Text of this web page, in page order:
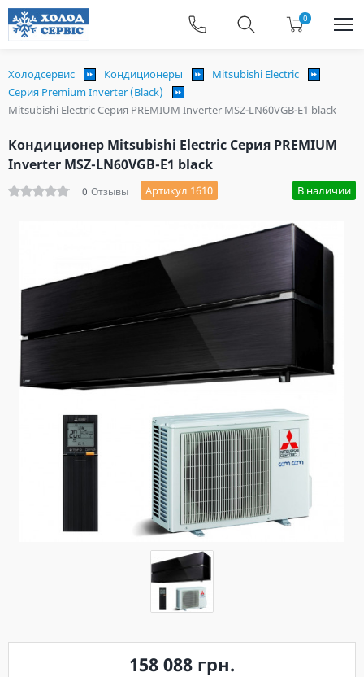
0
Холодсервис Кондиционеры
Mitsubishi Electric
Серия Premium Inverter (Black)
Mitsubishi Electric Серия PREMIUM Inverter MSZ-LN60VGB-E1 black
Кондиционер Mitsubishi Electric Серия PREMIUM
Inverter MSZ-LN60VGB-E1 black
0 Отзывы Артикул 1610 В наличии
158 088 грн.